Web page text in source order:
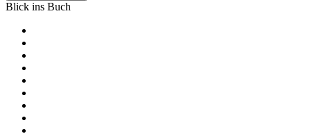
Blick ins Buch